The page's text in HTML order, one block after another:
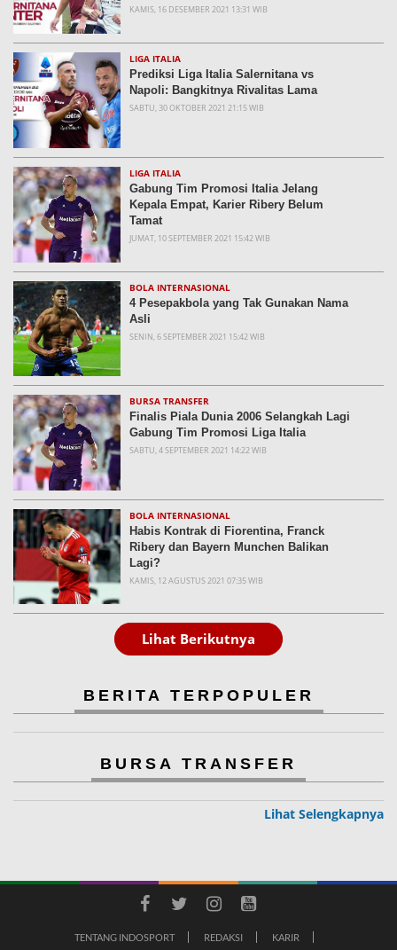
KAMIS, 16 DESEMBER 2021 13:31 WIB
LIGA ITALIA
Prediksi Liga Italia Salernitana vs
Napoli: Bangkitnya Rivalitas Lama
SABTU, 30 OKTOBER 2021 21:15 WIB
LIGA ITALIA
Gabung Tim Promosi Italia Jelang
Kepala Empat, Karier Ribery Belum
Tamat
JUMAT, 10 SEPTEMBER 2021 15:42 WIB
BOLA INTERNASIONAL
4 Pesepakbola yang Tak Gunakan Nama
Asli
SENIN, 6 SEPTEMBER 2021 15:42 WIB
BURSA TRANSFER
Finalis Piala Dunia 2006 Selangkah Lagi
Gabung Tim Promosi Liga Italia
SABTU, 4 SEPTEMBER 2021 14:22 WIB
BOLA INTERNASIONAL
Habis Kontrak di Fiorentina, Franck
Ribery dan Bayern Munchen Balikan
Lagi?
KAMIS, 12 AGUSTUS 2021 07:35 WIB
Lihat Berikutnya
BERITA TERPOPULER
BURSA TRANSFER
Lihat Selengkapnya
TENTANG INDOSPORT REDAKSI KARIR